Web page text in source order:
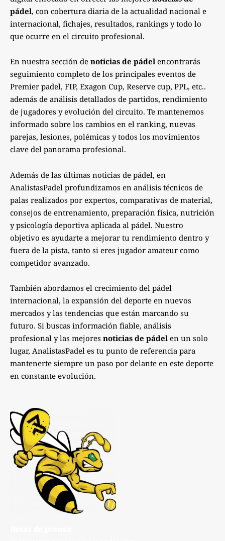
pádel, con cobertura diaria de la actualidad nacional e
internacional, fichajes, resultados, rankings y todo lo
que ocurre en el circuito profesional.
En nuestra sección de noticias de pádel encontrarás
seguimiento completo de los principales eventos de
Premier padel, FIP, Exagon Cup, Reserve cup, PPL, etc..
además de análisis detallados de partidos, rendimiento
de jugadores y evolución del circuito. Te mantenemos
informado sobre los cambios en el ranking, nuevas
parejas, lesiones, polémicas y todos los movimientos
clave del panorama profesional.
Además de las últimas noticias de pádel, en
AnalistasPadel profundizamos en análisis técnicos de
palas realizados por expertos, comparativas de material,
consejos de entrenamiento, preparación física, nutrición
y psicología deportiva aplicada al pádel. Nuestro
objetivo es ayudarte a mejorar tu rendimiento dentro y
fuera de la pista, tanto si eres jugador amateur como
competidor avanzado.
También abordamos el crecimiento del pádel
internacional, la expansión del deporte en nuevos
mercados y las tendencias que están marcando su
futuro. Si buscas información fiable, análisis
profesional y las mejores noticias de pádel en un solo
lugar, AnalistasPadel es tu punto de referencia para
mantenerte siempre un paso por delante en este deporte
en constante evolución.